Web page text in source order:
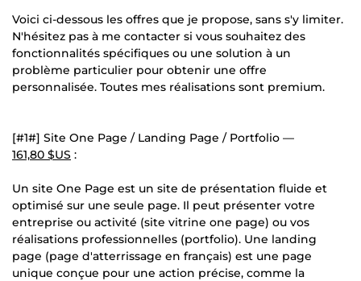
Voici ci-dessous les offres que je propose, sans s'y limiter.
N'hésitez pas à me contacter si vous souhaitez des
fonctionnalités spécifiques ou une solution à un
problème particulier pour obtenir une offre
personnalisée. Toutes mes réalisations sont premium.
[#1#] Site One Page / Landing Page / Portfolio —
161,80 $US :
Un site One Page est un site de présentation fluide et
optimisé sur une seule page. Il peut présenter votre
entreprise ou activité (site vitrine one page) ou vos
réalisations professionnelles (portfolio). Une landing
page (page d'atterrissage en français) est une page
unique conçue pour une action précise, comme la